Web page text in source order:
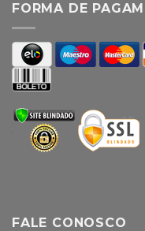
FORMA DE
FALE CONOSCO